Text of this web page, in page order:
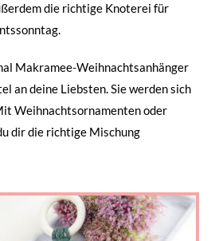
die richtige Knoterei für
Makramee-Weihnachtsanhänger
an deine Liebsten. Sie werden sich
Weihnachtsornamenten oder
dir die richtige Mischung